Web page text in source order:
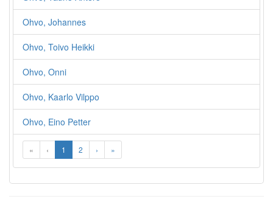
Ohvo, Johannes
Ohvo, Toivo Heikki
Ohvo, Onni
Ohvo, Kaarlo Vilppo
Ohvo, Eino Petter
« ‹ 1 2 › »